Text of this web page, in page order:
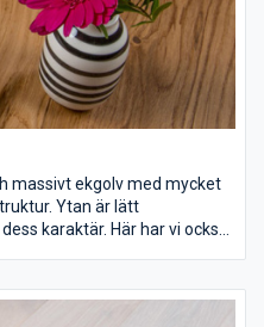
massivt ekgolv med mycket
Ytan är lätt
karaktär. Här har vi också
på detta golv.